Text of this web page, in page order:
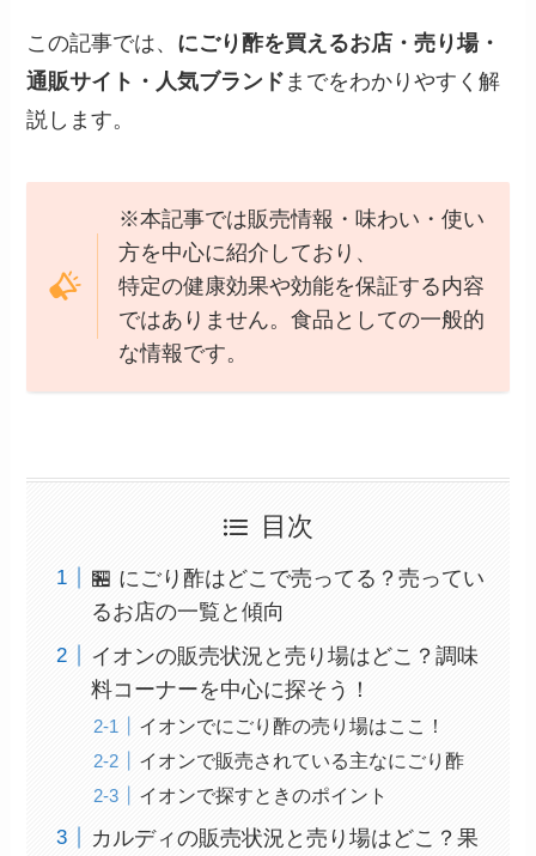
この記事では、 にごり酢を買えるお店・売り場・
通販サイト・人気ブランド までをわかりやすく解
説します。
※本記事では販売情報・味わい・使い
方を中心に紹介しており、
特定の健康効果や効能を保証する内容
ではありません。食品としての一般的
な情報です。
目次
🏪 にごり酢はどこで売ってる？売ってい
るお店の一覧と傾向
イオンの販売状況と売り場はどこ？調味
料コーナーを中心に探そう！
イオンでにごり酢の売り場はここ！
イオンで販売されている主なにごり酢
イオンで探すときのポイント
カルディの販売状況と売り場はどこ？果